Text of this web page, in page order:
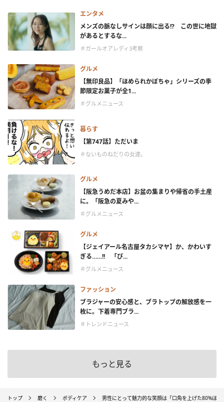
エンタメ
メンズの脈なしサインは顔に出る!? この世に地獄
があるとするな...
＃ガールオアレディ3考察
グルメ
【無印良品】「ほめられかぼちゃ」シリーズの季
節限定お菓子が全1...
＃グルメニュース
暮らす
【第747話】ただいま
＃ないものねだりの女達。
グルメ
【阪急うめだ本店】お盆の集まりや帰省の手土産
に。「阪急の夏みや...
＃グルメニュース
グルメ
【ジェイアール名古屋タカシマヤ】か、かわいす
ぎる……!! 「ぴ...
＃グルメニュース
ファッション
ブラジャーの安心感と、ブラトップの解放感を一
枚に。下着専門ブラ...
＃トレンドニュース
もっと見る
トップ 磨く ボディケア 男性にとって魅力的な笑顔は「口角を上げた80%ほ